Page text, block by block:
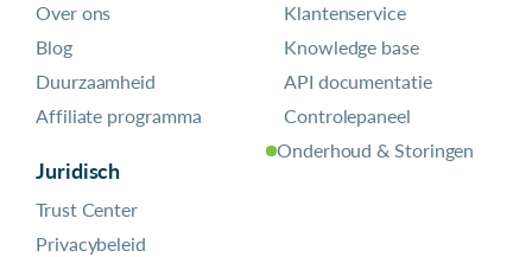
Over ons
Blog
Duurzaamheid
Affiliate programma
Juridisch
Trust Center
Privacybeleid
Klantenservice
Knowledge base
API documentatie
Controlepaneel
Onderhoud & Storingen